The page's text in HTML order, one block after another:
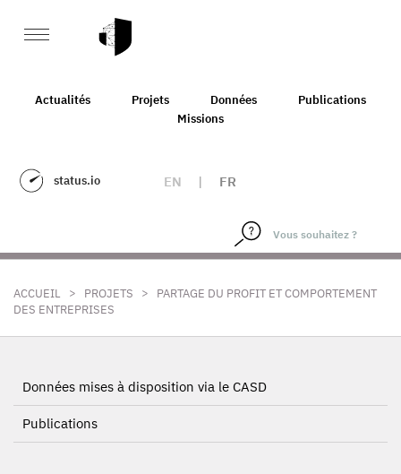
Actualités Projets Données
Publications
Missions
status.io EN | FR
ACCUEIL > PROJETS >
PARTAGE DU PROFIT ET COMPORTEMENT
DES ENTREPRISES
Données mises à disposition via le CASD
Publications